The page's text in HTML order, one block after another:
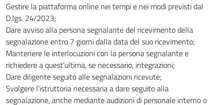
Gestire la piattaforma online nei tempi e nei modi previsti dal
D.lgs. 24/2023;
Dare avviso alla persona segnalante del ricevimento della
segnalazione entro 7 giorni dalla data del suo ricevimento;
Mantenere le interlocuzioni con la persona segnalante e
richiedere a quest'ultima, se necessario, integrazioni;
Dare diligente seguito alle segnalazioni ricevute;
Svolgere l'istruttoria necessaria a dare seguito alla
segnalazione, anche mediante audizioni di personale interno o